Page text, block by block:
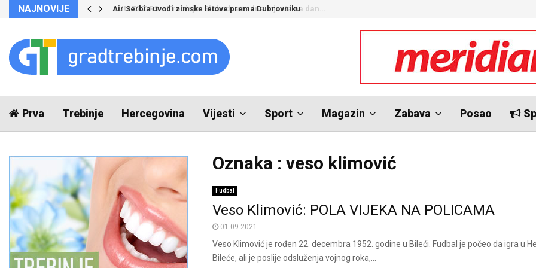
NAJNOVIJE Air Serbia uvodi zimske letove prema Dubrovniku
Prva Trebinje Hercegovina Vijesti Sport Magazin Zabava Posao
Oznaka : veso klimović
Fudbal
Veso Klimović: POLA VIJEKA NA POLICAMA
01.09.2021
Veso Klimović je rođen 22. decembra 1952. godine u Bileći. Fudbal je počeo da igra u
Bileće, ali je poslije odsluženja vojnog roka,...